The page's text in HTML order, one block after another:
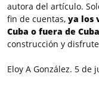
autora del artículo.
fin de cuentas, ya los
Cuba o fuera de Cuba
construcción y
Eloy A González. 5 de